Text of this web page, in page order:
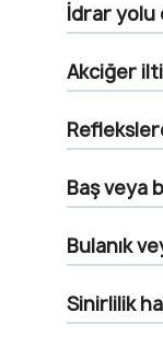
İdrar yolu
Akciğer
Baş veya
Bulanık
Sinirlilik